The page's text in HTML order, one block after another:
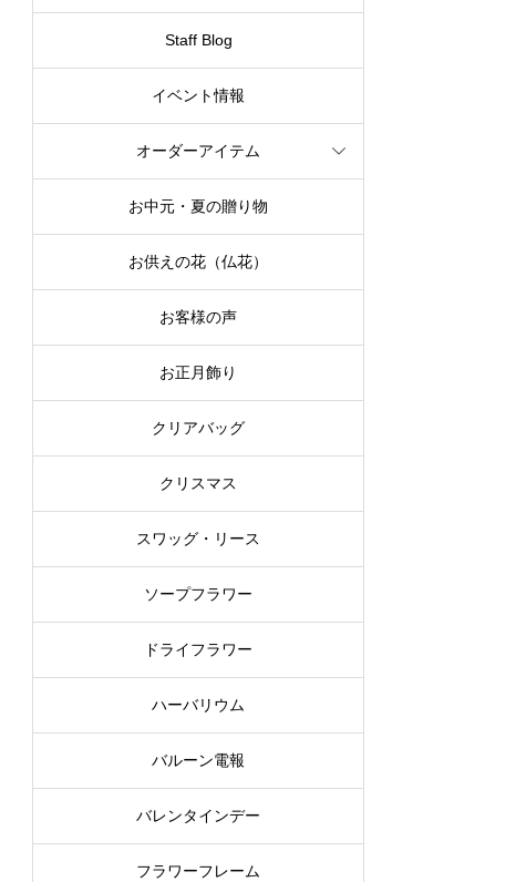
Staff Blog
イベント情報
オーダーアイテム
お中元・夏の贈り物
お供えの花（仏花）
お客様の声
お正月飾り
クリアバッグ
クリスマス
スワッグ・リース
ソープフラワー
ドライフラワー
ハーバリウム
バルーン電報
バレンタインデー
フラワーフレーム